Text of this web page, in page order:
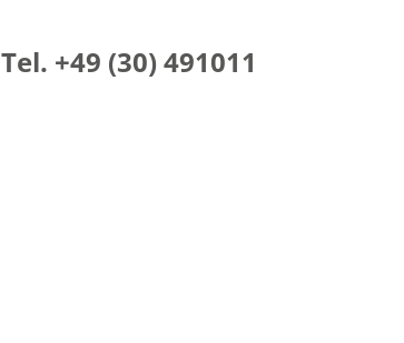
Tel. +49 (30) 491011